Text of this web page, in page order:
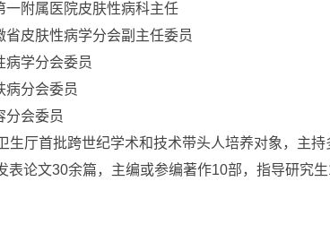
一附属医院皮肤性病科主任
省皮肤性病学分会副主任委员
病学分会委员
病分会委员
分会委员
生厅首批跨世纪学术和技术带头人培养对象，主
表论文30余篇，主编或参编著作10部，指导研究